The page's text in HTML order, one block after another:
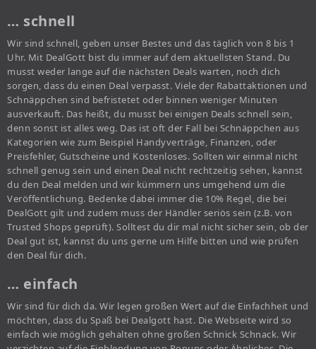
… schnell
Wir sind schnell, geben unser Bestes und das täglich von 8 bis 1
Uhr. Mit DealGott bist du immer auf dem aktuellsten Stand. Du
musst weder lange auf die nächsten Deals warten, noch dich
sorgen, dass du einen Deal verpasst. Viele der Rabattaktionen und
Schnäppchen sind befristetet oder binnen weniger Minuten
ausverkauft. Das heißt, du musst bei einigen Deals schnell sein,
denn sonst ist alles weg. Das ist oft der Fall bei Schnäppchen aus
Kategorien wie zum Beispiel Handyverträge, Finanzen, oder
Preisfehler, Gutscheine und Kostenloses. Sollten wir einmal nicht
schnell genug sein und einen Deal nicht rechtzeitig sehen, kannst
du den Deal melden und wir kümmern uns umgehend um die
Veröffentlichung. Bedenke dabei immer die 10% Regel, die bei
DealGott gilt und zudem muss der Händler seriös sein (z.B. von
Trusted Shops geprüft). Solltest du dir mal nicht sicher sein, ob der
Deal gut ist, kannst du uns gerne um Hilfe bitten und wie prüfen
den Deal für dich.
… einfach
Wir sind für dich da. Wir legen großen Wert auf die Einfachheit und
möchten, dass du Spaß bei Dealgott hast. Die Webseite wird so
einfach wie möglich gehalten ohne großen Schnick Schnack. Wir